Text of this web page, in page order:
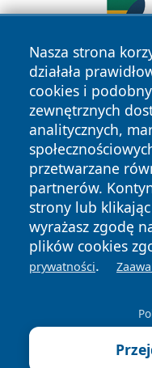
Nasza strona
działała
cookies i
zewnętrznych
analitycznych,
przetwarzane
partnerów.
strony lub
wyrażasz zgodę
plików cookies
prywatności.
Copyright © 2026
zastrzeżone.
News Autorzy